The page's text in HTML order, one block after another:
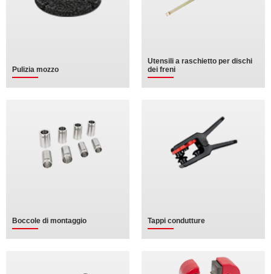
Pulizia mozzo
Utensili a raschietto per dischi
dei freni
Boccole di montaggio Tappi condutture